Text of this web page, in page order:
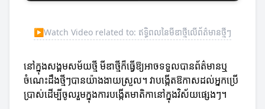
▶Watch Video related to: ឥទ្ធិពលនៃមីឌាថ្មីលើព័ត៌មានថ្មីៗ
នៅក្នុងសង្គមសម័យថ្មី មីឌាថ្មីក៏ធ្វើឱ្យអាចទទួលបានព័ត៌មានឬ
ចំណេះដឹងថ្មីៗបានយ៉ាងងាយស្រួល។ វាបង្កើតឱកាសដល់អ្នកប្រើ
ប្រាស់ដើម្បីចូលរួមក្នុងការបង្កើតមាតិកានៅក្នុងវិស័យផ្សេងៗ។